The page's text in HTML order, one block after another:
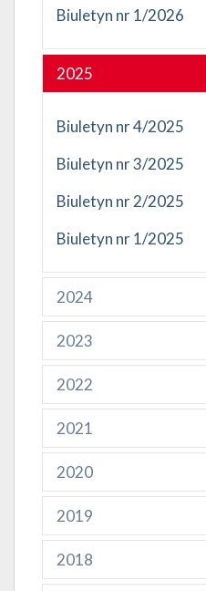
Biuletyn nr 1/2026
2025
Biuletyn nr 4/2025
Biuletyn nr 3/2025
Biuletyn nr 2/2025
Biuletyn nr 1/2025
2024
2023
2022
2021
2020
2019
2018